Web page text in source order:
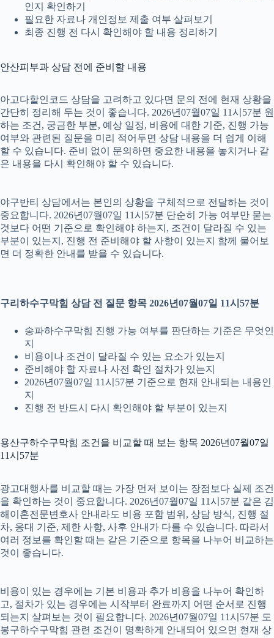
인지 확인하기
필요한 자료나 개인정보 제출 여부 살펴보기
최종 진행 전 다시 확인해야 할 내용 정리하기
안산피부과 상담 전에 준비할 내용
아고다할인코드 상담을 고려하고 있다면 문의 전에 현재 상황을
간단히 정리해 두는 것이 좋습니다. 2026년07월07일 11시57분 원
하는 조건, 궁금한 부분, 예상 일정, 비용에 대한 기준, 진행 가능
여부와 관련된 질문을 미리 적어두면 상담 내용을 더 쉽게 이해
할 수 있습니다. 준비 없이 문의하면 중요한 내용을 놓치거나 같
은 내용을 다시 확인해야 할 수 있습니다.
야구반티 상담에서는 본인의 상황을 구체적으로 전달하는 것이
중요합니다. 2026년07월07일 11시57분 단순히 가능 여부만 묻는
것보다 어떤 기준으로 확인해야 하는지, 조건이 달라질 수 있는
부분이 있는지, 진행 전 준비해야 할 사항이 있는지 함께 물어보
면 더 정확한 안내를 받을 수 있습니다.
구리하수구막힘 상담 전 질문 항목 2026년07월07일 11시57분
송파하수구막힘 진행 가능 여부를 판단하는 기준은 무엇인
지
비용이나 조건이 달라질 수 있는 요소가 있는지
준비해야 할 자료나 사전 확인 절차가 있는지
2026년07월07일 11시57분 기준으로 현재 안내되는 내용인
지
진행 전 반드시 다시 확인해야 할 부분이 있는지
용산구하수구막힘 조건을 비교할 때 보는 항목 2026년07월07일
11시57분
광고대행사를 비교할 때는 가장 먼저 보이는 장점보다 실제 조건
을 확인하는 것이 중요합니다. 2026년07월07일 11시57분 같은 김
해이혼전문변호사 안내라도 비용 포함 범위, 상담 방식, 진행 절
차, 응대 기준, 제한 사항, 사후 안내가 다를 수 있습니다. 따라서
여러 정보를 확인할 때는 같은 기준으로 항목을 나누어 비교하는
것이 좋습니다.
비용이 있는 경우에는 기본 비용과 추가 비용을 나누어 확인하
고, 절차가 있는 경우에는 시작부터 완료까지 어떤 순서로 진행
되는지 살펴보는 것이 필요합니다. 2026년07월07일 11시57분 도
봉구하수구막힘 관련 조건이 명확하게 안내되어 있으면 현재 상